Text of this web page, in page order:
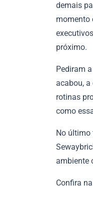
demais
momento
próximo.
Pediram
acabou,
rotinas
como
No último
ambiente
Confira